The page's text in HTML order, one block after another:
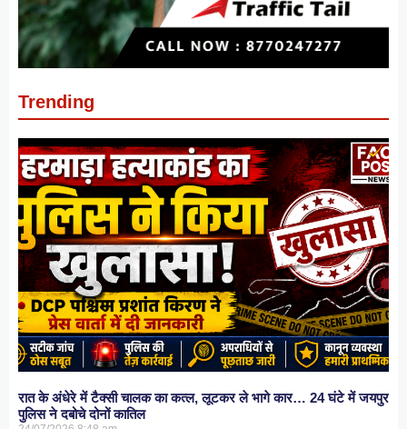
Trending
रात के अंधेरे में टैक्सी चालक का कत्ल, लूटकर ले भागे कार… 24 घंटे में जयपुर
पुलिस ने दबोचे दोनों कातिल